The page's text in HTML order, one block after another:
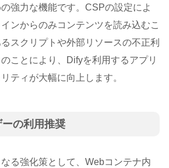
強力な機能です。CSPの設定によ
ンからのみコンテンツを読み込むこ
スクリプトや外部リソースの不正利
ことにより、Difyを利用するアプリ
ティが大幅に向上します。
の利用推奨
る強化策として、Webコンテナ内